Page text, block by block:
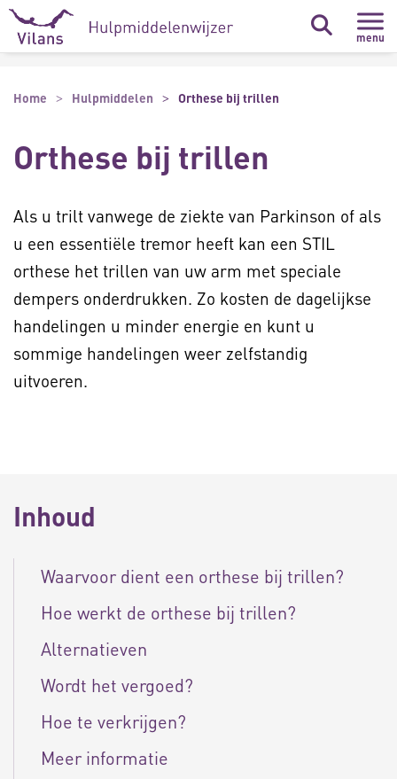
Naar hoofdinhoud
Naar footer
menu
Home Hulpmiddelen Orthese bij trillen
Orthese bij trillen
Als u trilt vanwege de ziekte van Parkinson of als
u een essentiële tremor heeft kan een STIL
orthese het trillen van uw arm met speciale
dempers onderdrukken. Zo kosten de dagelijkse
handelingen u minder energie en kunt u
sommige handelingen weer zelfstandig
uitvoeren.
Inhoud
Waarvoor dient een orthese bij trillen?
Hoe werkt de orthese bij trillen?
Alternatieven
Wordt het vergoed?
Hoe te verkrijgen?
Meer informatie